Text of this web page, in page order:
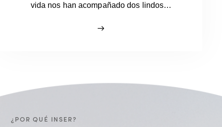
vida nos han acompañado dos lindos…
¿POR QUÉ INSER?